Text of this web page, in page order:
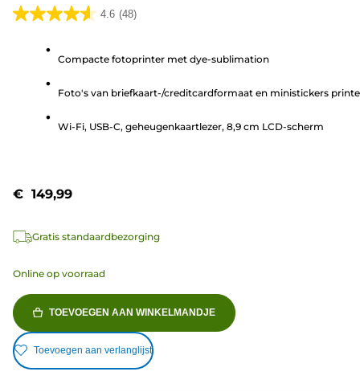
4.6 (48)
4.6
sterren.
Compacte fotoprinter met dye-sublimation
Foto's van briefkaart-/creditcardformaat en ministickers
Wi-Fi, USB-C, geheugenkaartlezer, 8,9 cm LCD-scherm
€ 149,99
Gratis standaardbezorging
Online op voorraad
TOEVOEGEN AAN WINKELMANDJE
Toevoegen aan verlanglijst